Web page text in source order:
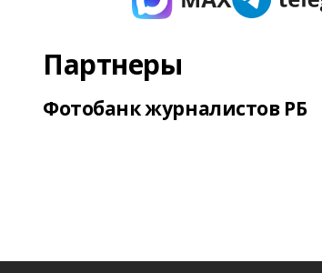
Партнеры
Фотобанк журналистов РБ